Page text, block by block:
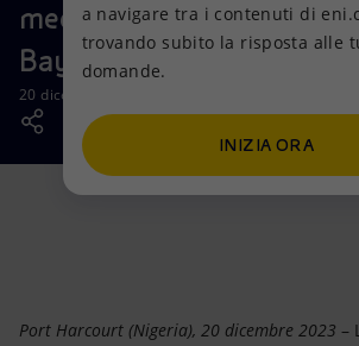
Mission e valori
Persone e Partnership
Net Zero
Modello satellitare
Diversificazione energetica
Tecnologie per la transizione
Collaborazioni per l'innovazione
Attività nel mondo
Casa
Imprese
Mobilità
mediche agli stati
Bayelsa, Delta e Imo
20 dicembre 2023 - 16:00 CET
Port Harcourt (Nigeria), 20 dicembre 2023 –
a navigare tra i contenuti di
trovando subito la risposta alle
domande.
INIZIA ORA